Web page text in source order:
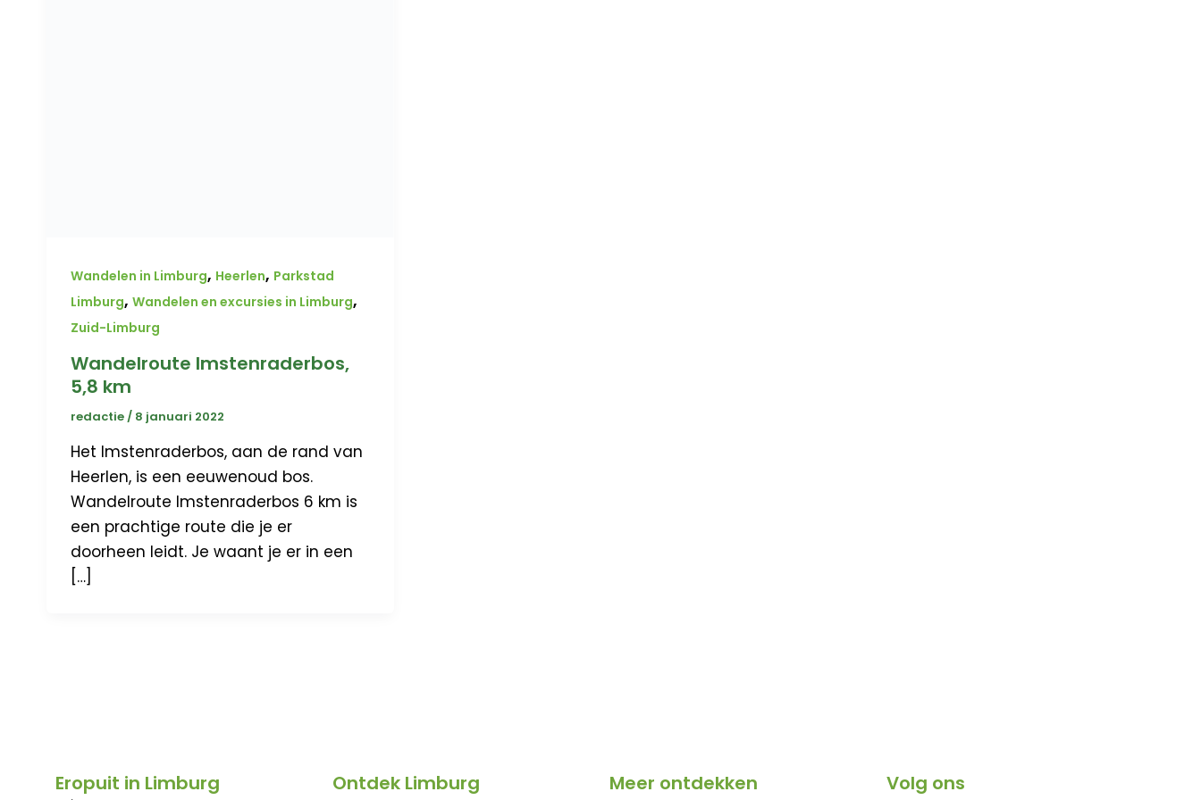
Wandelen in Limburg, Heerlen, Parkstad
Limburg, Wandelen en excursies in Limburg,
Zuid-Limburg
Wandelroute Imstenraderbos,
5,8 km
redactie/ 8 januari 2022
Het Imstenraderbos, aan de rand van
Heerlen, is een eeuwenoud bos.
Wandelroute Imstenraderbos 6 km is
een prachtige route die je er
doorheen leidt. Je waant je er in een
[…]
Eropuit in Limburg Ontdek Limburg Meer ontdekken Volg ons